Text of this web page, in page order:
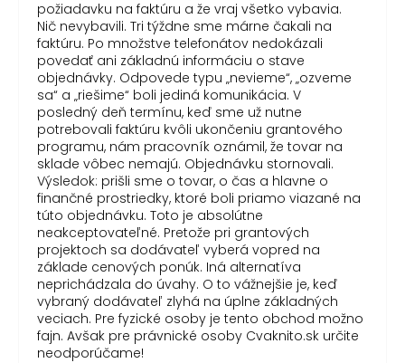
požiadavku na faktúru a že vraj všetko vybavia.
Nič nevybavili. Tri týždne sme márne čakali na
faktúru. Po množstve telefonátov nedokázali
povedať ani základnú informáciu o stave
objednávky. Odpovede typu „nevieme“, „ozveme
sa“ a „riešime“ boli jediná komunikácia. V
posledný deň termínu, keď sme už nutne
potrebovali faktúru kvôli ukončeniu grantového
programu, nám pracovník oznámil, že tovar na
sklade vôbec nemajú. Objednávku stornovali.
Výsledok: prišli sme o tovar, o čas a hlavne o
finančné prostriedky, ktoré boli priamo viazané na
túto objednávku. Toto je absolútne
neakceptovateľné. Pretože pri grantových
projektoch sa dodávateľ vyberá vopred na
základe cenových ponúk. Iná alternatíva
neprichádzala do úvahy. O to vážnejšie je, keď
vybraný dodávateľ zlyhá na úplne základných
veciach. Pre fyzické osoby je tento obchod možno
fajn. Avšak pre právnické osoby Cvaknito.sk určite
neodporúčame!